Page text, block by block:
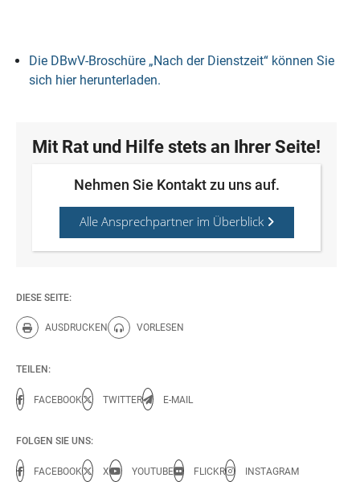
Die DBwV-Broschüre „Nach der Dienstzeit“ können Sie
sich hier herunterladen.
Mit Rat und Hilfe stets an Ihrer Seite!
Nehmen Sie Kontakt zu uns auf.
Alle Ansprechpartner im Überblick
DIESE SEITE:
AUSDRUCKEN
Diese Seite drucken.
VORLESEN
Diese Seite vorlesen.
TEILEN:
FACEBOOK TWITTER E-MAIL
FOLGEN SIE UNS:
FACEBOOK X YOUTUBE FLICKR INSTAGRAM